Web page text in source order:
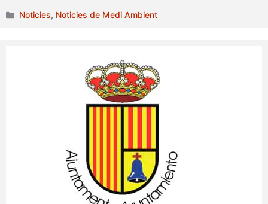
Categories
Noticies, Noticies de Medi Ambient